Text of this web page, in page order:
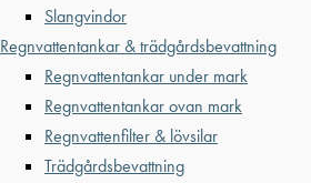
Slangvindor
Regnvattentankar & trädgårdsbevattning
Regnvattentankar under mark
Regnvattentankar ovan mark
Regnvattenfilter & lövsilar
Trädgårdsbevattning